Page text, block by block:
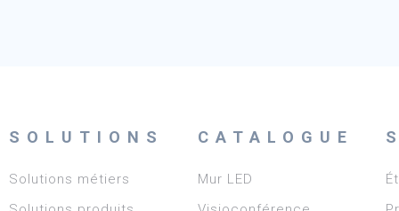
SOLUTIONS
Solutions métiers
CATALOGUE
Mur LED